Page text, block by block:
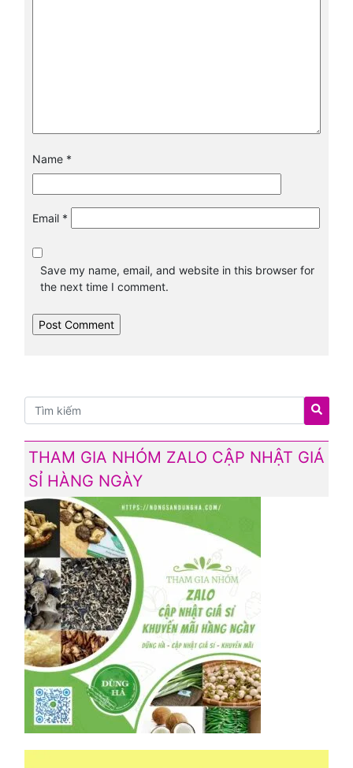
Name *
Email *
Save my name, email, and website in this browser for
the next time I comment.
THAM GIA NHÓM ZALO CẬP NHẬT GIÁ
SỈ HÀNG NGÀY